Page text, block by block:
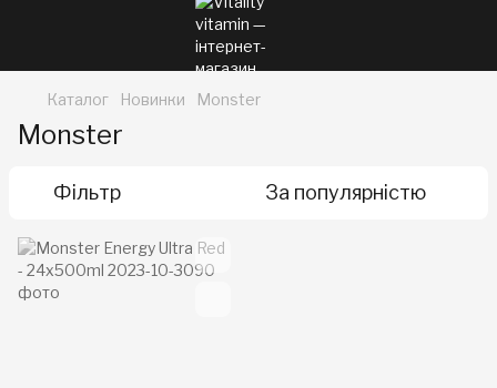
Каталог Новинки Monster
Monster
Фільтр За популярністю